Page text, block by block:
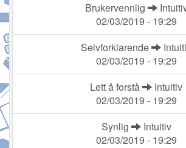
Brukervennlig
02/03/2019 - 19:29
Selvforklarende
02/03/2019 - 19:29
Lett å forstå
Intuitiv
02/03/2019 - 19:29
Synlig
Intuitiv
02/03/2019 - 19:29